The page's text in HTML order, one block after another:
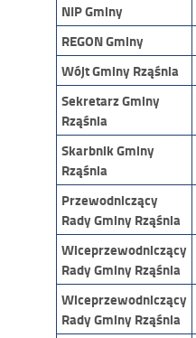
NIP Gminy
REGON Gminy
Wójt GminyRząśnia
Sekretarz Gminy
Rząśnia
Skarbnik Gminy
Rząśnia
Przewodniczący
Rady GminyRząśnia
Wiceprzewodniczący
Rady GminyRząśnia
Wiceprzewodniczący
Rady GminyRząśnia